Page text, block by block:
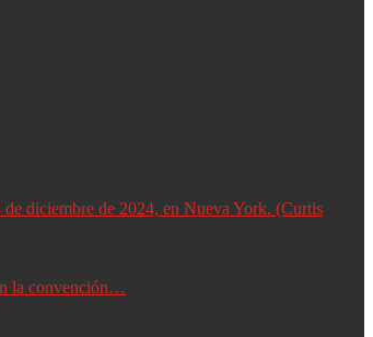
la convención…